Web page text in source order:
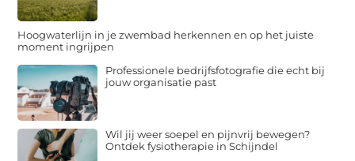
Hoogwaterlijn in je zwembad herkennen en op het juiste
moment ingrijpen
Professionele bedrijfsfotografie die echt bij
jouw organisatie past
Wil jij weer soepel en pijnvrij bewegen?
Ontdek fysiotherapie in Schijndel